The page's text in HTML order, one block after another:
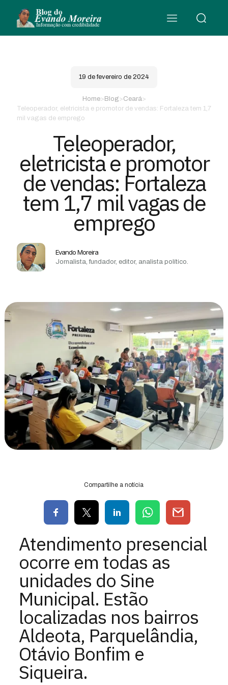
19 de fevereiro de 2024
Home> Blog>Ceará>
Teleoperador, eletricista e promotor de vendas: Fortaleza tem 1,7
mil vagas de emprego
Teleoperador,
eletricista e promotor
de vendas: Fortaleza
tem 1,7 mil vagas de
emprego
Evando Moreira
Jornalista, fundador, editor, analista político.
Compartilhe a notícia
Atendimento presencial
ocorre em todas as
unidades do Sine
Municipal. Estão
localizadas nos bairros
Aldeota, Parquelândia,
Otávio Bonfim e
Siqueira.